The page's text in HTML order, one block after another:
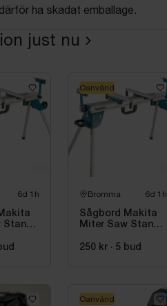
ha skadat emballage.
just nu
6d 1h
Stand
Bromma 6d 1h
Sågbord Makita
Miter Saw Stand
250 kr · 5 bud
Oanvänd
Oanvänd